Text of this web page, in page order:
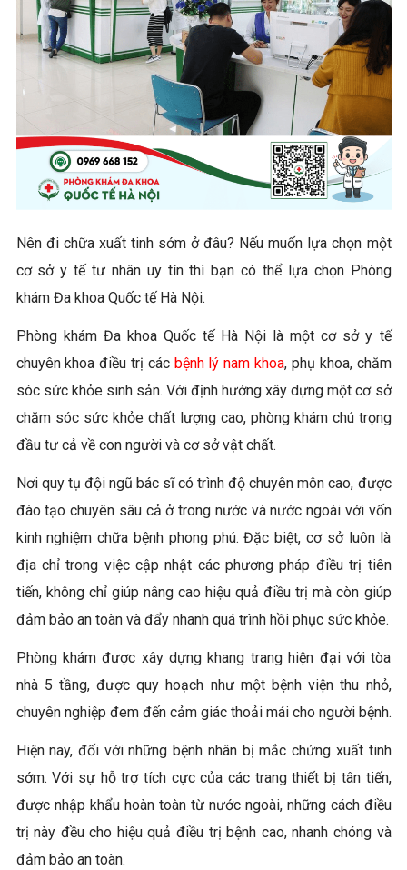
Nên đi chữa xuất tinh sớm ở đâu? Nếu muốn lựa chọn một
cơ sở y tế tư nhân uy tín thì bạn có thể lựa chọn Phòng
khám Đa khoa Quốc tế Hà Nội.
Phòng khám Đa khoa Quốc tế Hà Nội là một cơ sở y tế
chuyên khoa điều trị các bệnh lý nam khoa, phụ khoa, chăm
sóc sức khỏe sinh sản. Với định hướng xây dựng một cơ sở
chăm sóc sức khỏe chất lượng cao, phòng khám chú trọng
đầu tư cả về con người và cơ sở vật chất.
Nơi quy tụ đội ngũ bác sĩ có trình độ chuyên môn cao, được
đào tạo chuyên sâu cả ở trong nước và nước ngoài với vốn
kinh nghiệm chữa bệnh phong phú. Đặc biệt, cơ sở luôn là
địa chỉ trong việc cập nhật các phương pháp điều trị tiên
tiến, không chỉ giúp nâng cao hiệu quả điều trị mà còn giúp
đảm bảo an toàn và đẩy nhanh quá trình hồi phục sức khỏe.
Phòng khám được xây dựng khang trang hiện đại với tòa
nhà 5 tầng, được quy hoạch như một bệnh viện thu nhỏ,
chuyên nghiệp đem đến cảm giác thoải mái cho người bệnh.
Hiện nay, đối với những bệnh nhân bị mắc chứng xuất tinh
sớm. Với sự hỗ trợ tích cực của các trang thiết bị tân tiến,
được nhập khẩu hoàn toàn từ nước ngoài, những cách điều
trị này đều cho hiệu quả điều trị bệnh cao, nhanh chóng và
đảm bảo an toàn.